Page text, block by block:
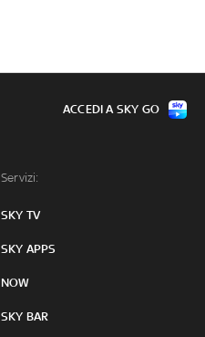
Servizi:
SKY TV
SKY APPS
NOW
SKY BAR
ACCEDI A SKY GO